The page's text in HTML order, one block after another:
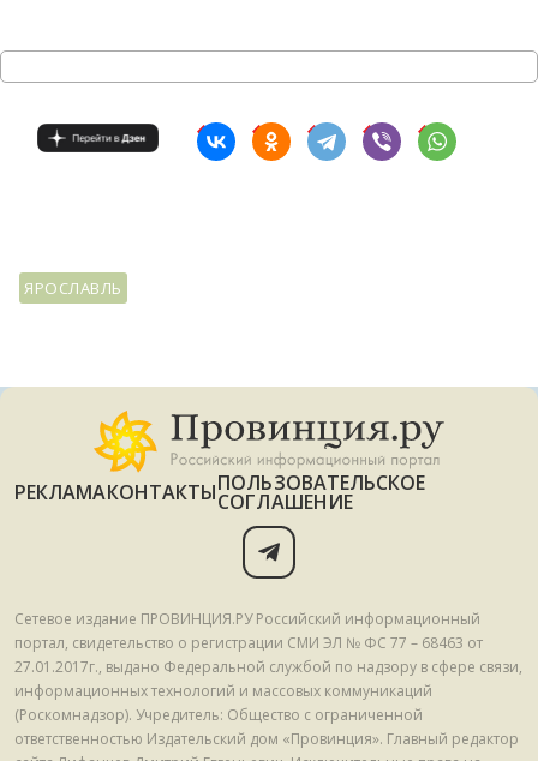
ЯРОСЛАВЛЬ
РЕКЛАМАКОНТАКТЫПОЛЬЗОВАТЕЛЬСКОЕ
СОГЛАШЕНИЕ
Сетевое издание ПРОВИНЦИЯ.РУ Российский информационный
портал, свидетельство о регистрации СМИ ЭЛ № ФС 77 – 68463 от
27.01.2017г., выдано Федеральной службой по надзору в сфере связи,
информационных технологий и массовых коммуникаций
(Роскомнадзор). Учредитель: Общество с ограниченной
ответственностью Издательский дом «Провинция». Главный редактор